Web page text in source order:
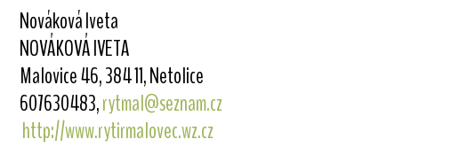
Nováková Iveta
NOVÁKOVÁ IVETA
Malovice 46, 384 11, Netolice
607630483,rytmal@seznam.cz
http://www.rytirmalovec.wz.cz